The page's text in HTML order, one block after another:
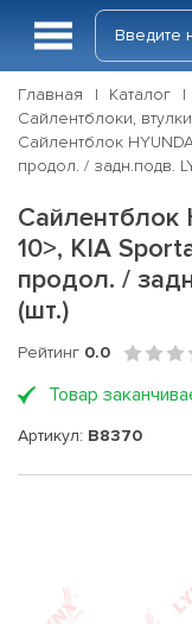
Главная Каталог
Сайлентблоки,
Сайлентблок
продол. / задн.подв.
Сайлентблок
10>, KIA
продол. /
(шт.)
Рейтинг 0.0
Товар
Артикул: B8370